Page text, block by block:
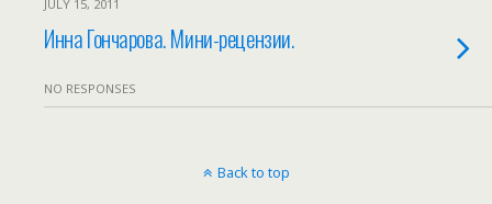
JULY 15, 2011
Инна Гончарова. Мини-рецензии.
NO RESPONSES
Back to top